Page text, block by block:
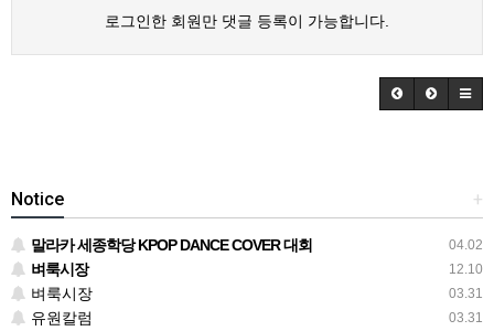
로그인한 회원만 댓글 등록이 가능합니다.
+
Notice
04.02
말라카 세종학당 KPOP DANCE COVER 대회
12.10
벼룩시장
03.31
벼룩시장
03.31
유원칼럼